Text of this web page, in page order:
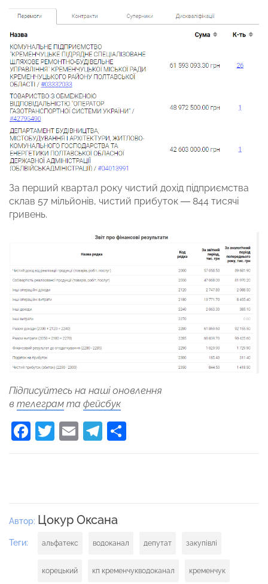
За перший квартал року чистий дохід підприємства
склав 57 мільйонів, чистий прибуток — 844 тисячі
гривень.
Підписуйтесь на наші оновлення
в телеграм та фейсбук
Facebook
Twitter
EmailTelegram
Автор: Цокур Оксана
Теги: альфатекс водоканал депутат закупівлі
корецький кп кременчукводоканал кременчук